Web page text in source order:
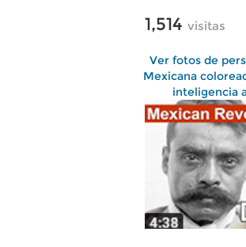
1,514 visitas
Ver fotos de
Mexicana
inteligencia